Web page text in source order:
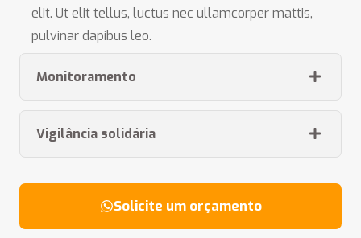
elit. Ut elit tellus, luctus nec ullamcorper mattis,
pulvinar dapibus leo.
Monitoramento
Vigilância solidária
Solicite um orçamento